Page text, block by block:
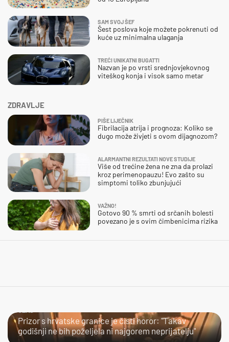
ZDRAVLJE
PIŠE LIJEČNIK
Fibrilacija atrija i prognoza: Koliko se
dugo može živjeti s ovom dijagnozom?
ALARMANTNI REZULTATI NOVE STUDIJE
Više od trećine žena ne zna da prolazi
kroz perimenopauzu! Evo zašto su
simptomi toliko zbunjujući
VAŽNO!
Gotovo 90 % smrti od srčanih bolesti
povezano je s ovim čimbenicima rizika
SAM SVOJ ŠEF
Šest poslova koje možete pokrenuti od
kuće uz minimalna ulaganja
TREĆI UNIKATNI BUGATTI
Nazvan je po vrsti srednjovjekovnog
viteškog konja i visok samo metar
UŽAS…
Prizor s hrvatske granice je čisti horor: "Takav
godišnji ne bih poželjela ni najgorem neprijatelju"